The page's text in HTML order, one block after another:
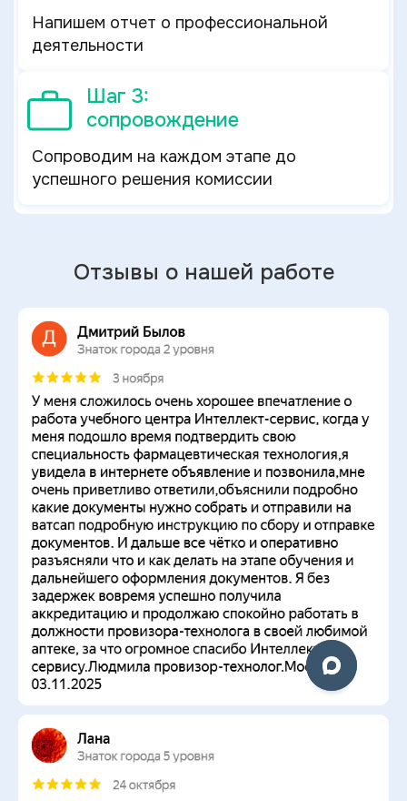
Напишем отчет о профессиональной
деятельности
Шаг 3:
сопровождение
Сопроводим на каждом этапе до
успешного решения комиссии
Отзывы о нашей работе